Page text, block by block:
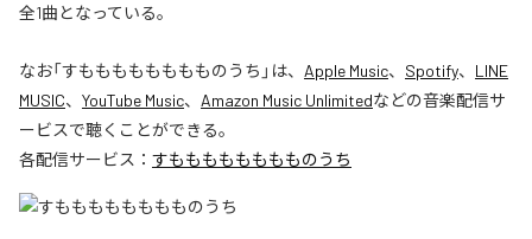
全1曲となっている。
なお「すもももももももものうち 」は、 Apple Music、 Spotify、 LINE
MUSIC、 YouTube Music、 Amazon Music Unlimitedなどの音楽配信サ
ービスで聴くことができる。
各配信サービス： すもももももももものうち